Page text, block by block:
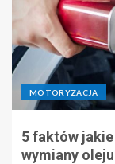
MOTORYZACJA
5 faktów
wymiany